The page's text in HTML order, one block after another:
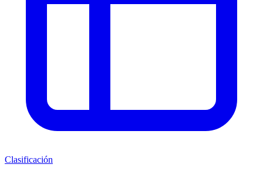
Clasificación